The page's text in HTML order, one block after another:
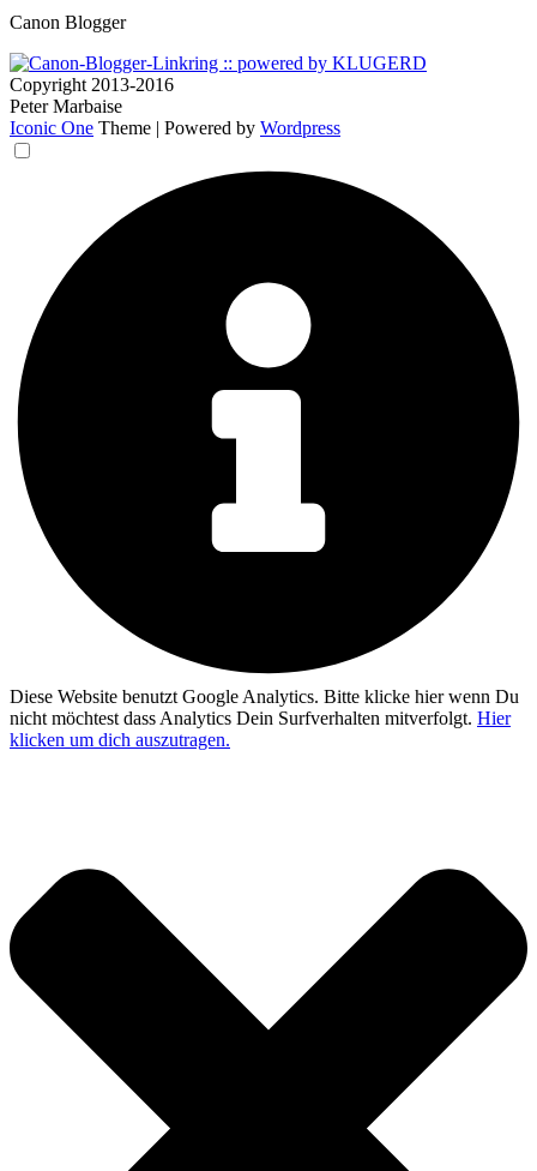
Canon Blogger
Copyright 2013-2016
Peter Marbaise
Iconic One Theme | Powered by Wordpress
Diese Website benutzt Google Analytics. Bitte klicke hier wenn Du
nicht möchtest dass Analytics Dein Surfverhalten mitverfolgt. Hier
klicken um dich auszutragen.